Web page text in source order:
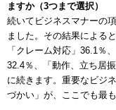
ますか（3つまで選択）
続いてビジネスマナーの
ました。その結果による
「クレーム対応」 36.1％
32.4％、「動作、立ち居振
に続きます。重要なビジ
づかい」が、ここでも最